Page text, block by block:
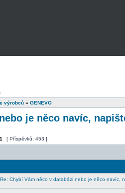
výrobců » GENEVO
je něco navíc,
[ Příspěvků: 453 ]
Re: Chybí Vám něco v databázi nebo je něco navíc,